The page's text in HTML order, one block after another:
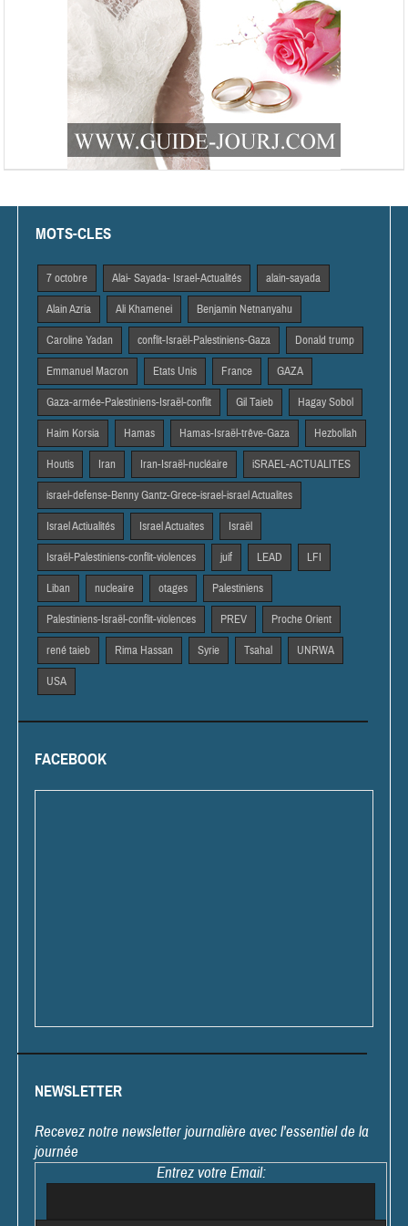
MOTS-CLES
7 octobre Alai- Sayada- Israel-Actualités alain-sayada
Alain Azria Ali Khamenei Benjamin Netnanyahu
Caroline Yadan conflit-Israël-Palestiniens-Gaza Donald trump
Emmanuel Macron Etats Unis France GAZA
Gaza-armée-Palestiniens-Israël-conflit Gil Taieb Hagay Sobol
Haim Korsia Hamas Hamas-Israël-trêve-Gaza Hezbollah
Houtis Iran Iran-Israël-nucléaire iSRAEL-ACTUALITES
israel-defense-Benny Gantz-Grece-israel-israel Actualites
Israel Actiualités Israel Actuaites Israël
Israël-Palestiniens-conflit-violences juif LEAD LFI
Liban nucleaire otages Palestiniens
Palestiniens-Israël-conflit-violences PREV Proche Orient
rené taieb Rima Hassan Syrie Tsahal UNRWA
USA
FACEBOOK
NEWSLETTER
Recevez notre newsletter journalière avec l'essentiel de la
journée
Entrez votre Email: